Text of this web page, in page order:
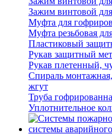
Зажим винтовой
Муфта для
Муфта резьбовая
Пластиковый
Рукав защитный
Рукав плетенный,
Спираль
жгут
Труба
Уплотнительное